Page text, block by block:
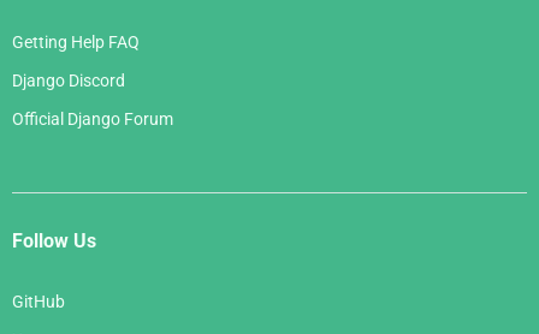
Getting Help FAQ
Django Discord
Official Django Forum
Follow Us
GitHub